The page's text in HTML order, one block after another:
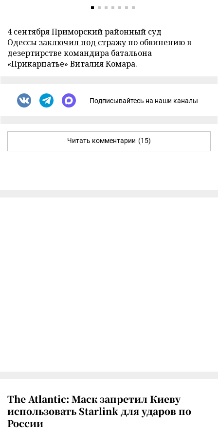
4 сентября Приморский районный суд
Одессы заключил под стражупо обвинению в
дезертирстве командира батальона
«Прикарпатье» Виталия Комара.
Подписывайтесь на наши каналы
Читать комментарии (15)
The Atlantic: Маск запретил Киеву
использовать Starlink для ударов по
России